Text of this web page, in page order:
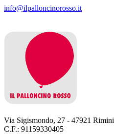
info@ilpalloncinorosso.it
Via Sigismondo, 27 - 47921 Rimini
C.F.: 91159330405